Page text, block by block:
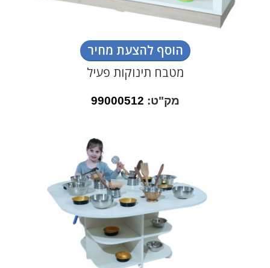
הוסף להצעת מחיר
מטבח תינוקות פעיל
מק"ט: 99000512